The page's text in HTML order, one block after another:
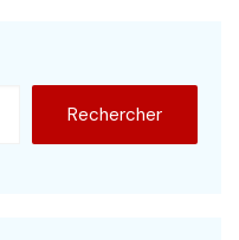
Rechercher